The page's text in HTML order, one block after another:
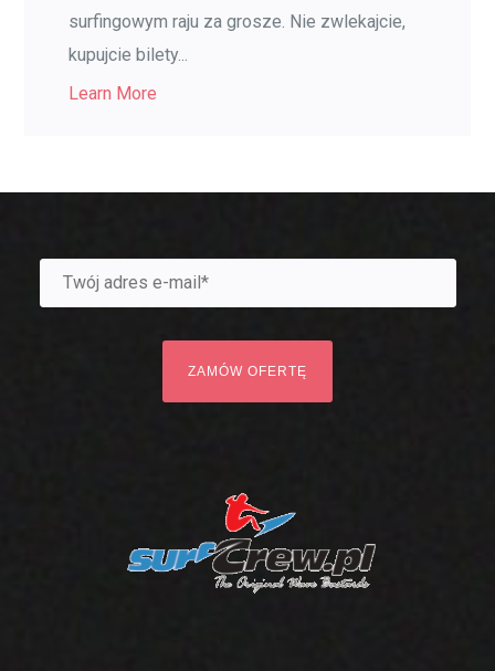
surfingowym raju za grosze. Nie zwlekajcie,
kupujcie bilety...
Learn More